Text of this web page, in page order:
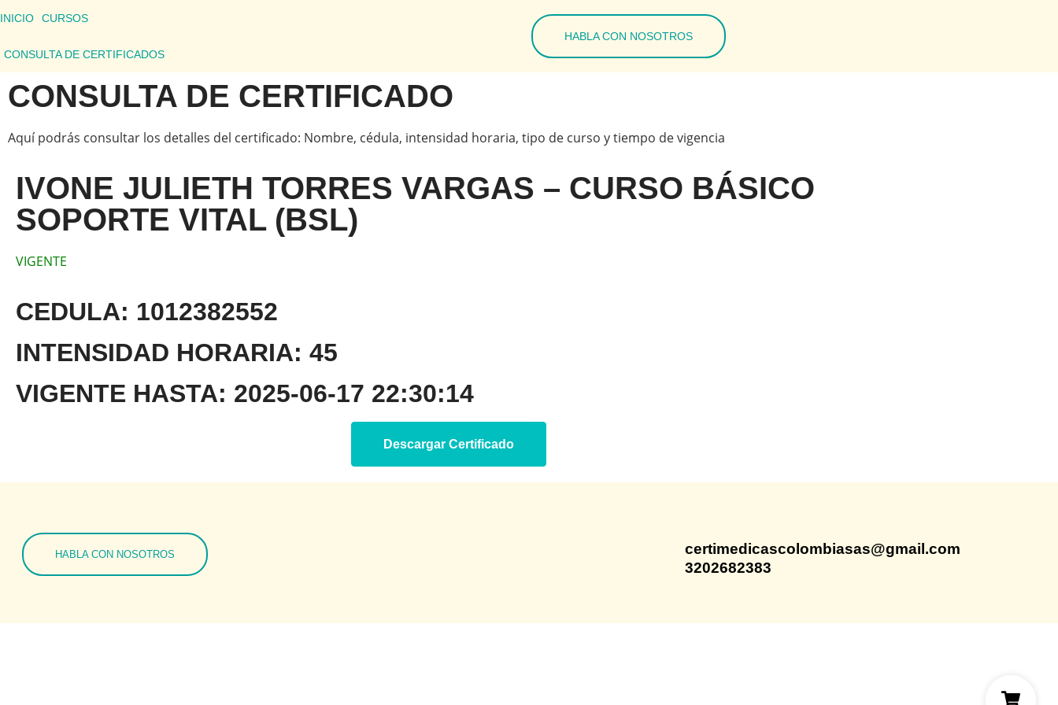
INICIO CURSOS
CONSULTA DE CERTIFICADOS
HABLA CON NOSOTROS
CONSULTA DE CERTIFICADO
Aquí podrás consultar los detalles del certificado: Nombre, cédula, intensidad horaria, tipo de curso y tiempo de vigencia
IVONE JULIETH TORRES VARGAS – CURSO BÁSICO
SOPORTE VITAL (BSL)
VIGENTE
CEDULA: 1012382552
INTENSIDAD HORARIA: 45
VIGENTE HASTA: 2025-06-17 22:30:14
Descargar Certificado
HABLA CON NOSOTROS
certimedicascolombiasas@gmail.com
3202682383